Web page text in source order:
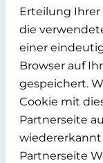
Erteilung
die
einer
Browser auf
gespeichert.
Cookie mit
Partnerseite
Partnerseite